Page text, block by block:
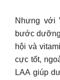
Nhưng với
bước
hội và
cực tốt,
LAA giúp